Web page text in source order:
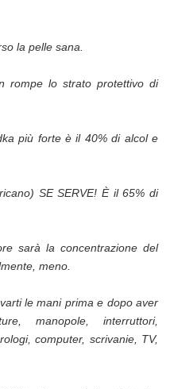
la pelle sana.
rompe lo strato protettivo di
più forte è il 40% di alcol e
SE SERVE! È il 65% di
sarà la concentrazione del
meno.
le mani prima e dopo aver
manopole, interruttori,
computer, scrivanie, TV,